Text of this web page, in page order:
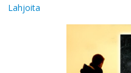
Lahjoita